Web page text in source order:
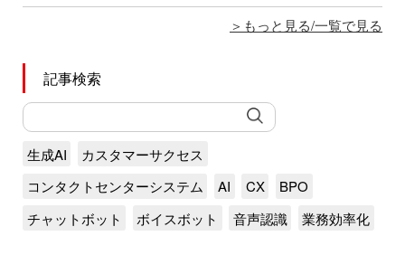
もっと見る/一覧で見る
記事検索
生成AI
カスタマーサクセス
コンタクトセンターシステム
AI CX
BPO
チャットボット
ボイスボット 音声認識 業務効率化